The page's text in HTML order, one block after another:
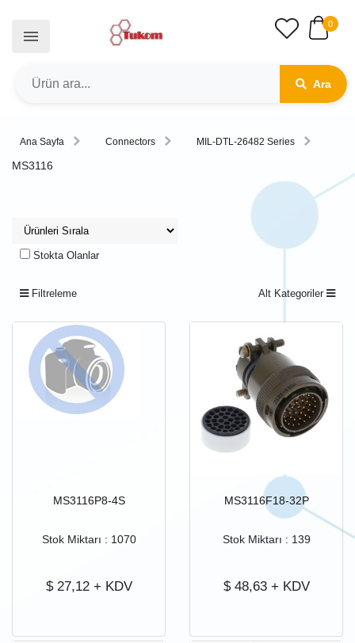
0
Ara
Ana Sayfa Connectors MIL-DTL-26482 Series
MS3116
Stokta Olanlar
Filtreleme Alt Kategoriler
MS3116P8-4S
Stok Miktarı : 1070
$ 27,12+ KDV
MS3116F18-32P
Stok Miktarı : 139
$ 48,63+ KDV